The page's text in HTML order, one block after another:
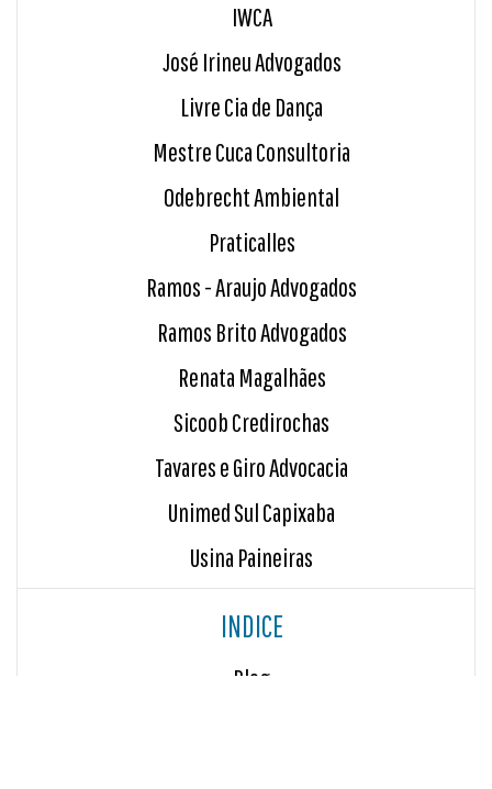
IWCA
José Irineu Advogados
Livre Cia de Dança
Mestre Cuca Consultoria
Odebrecht Ambiental
Praticalles
Ramos - Araujo Advogados
Ramos Brito Advogados
Renata Magalhães
Sicoob Credirochas
Tavares e Giro Advocacia
Unimed Sul Capixaba
Usina Paineiras
INDICE
Blog